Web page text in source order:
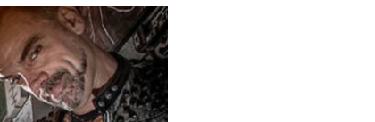
Cultura
Deporte y Naturaleza
Gastro
TAGANANA 2026
PHE FESTIVAL 2026
VERANO DE CUENTO